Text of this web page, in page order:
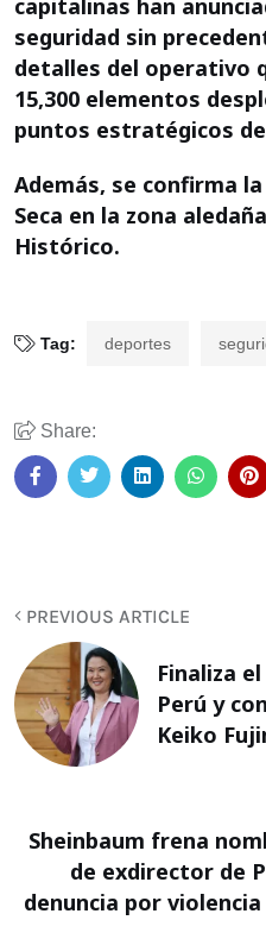
seguridad sin
detalles del operativo
15,300 elementos
puntos estratégicos
Además, se confirma
Seca en la zona
Histórico.
Tag: deportes
Share:
PREVIOUS ARTICLE
Finaliza
Perú y
Keiko
Sheinbaum frena
de exdirector de
denuncia por